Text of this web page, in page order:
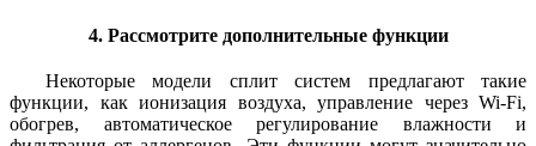
4. Рассмотрите дополнительные функции
Некоторые модели сплит систем предлагают такие
функции, как ионизация воздуха, управление через Wi-Fi,
обогрев, автоматическое регулирование влажности и